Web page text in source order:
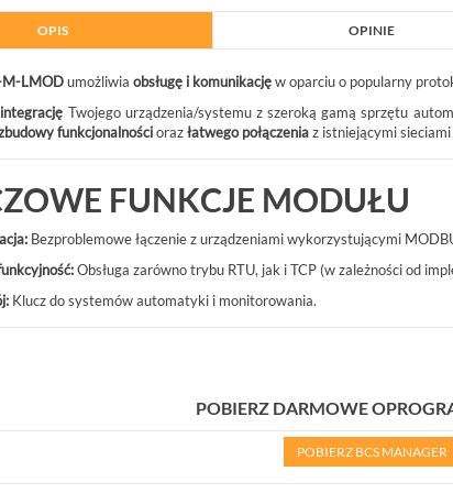
BASIC SWITCH POE
BCS-P-NVR0801-4K(3) BCS POINT
BCS-P-NVR0801-4K(3)
953,00 zł
OPIS OPINIE
M-LMODumożliwia obsługę i komunikacjęw oparciu o popularny
integrację Twojego urządzenia/systemu z szeroką gamą sprzętu
funkcjonalnościorazłatwego połączeniaz istniejącymi
FUNKCJE MODUŁU
Bezproblemowe łączenie z urządzeniami wykorzystującymi
Obsługa zarówno trybu RTU, jak i TCP (w zależności od
Klucz do systemów automatyki i monitorowania.
POBIERZ DARMOWE
POBIERZ BCS MANAGER